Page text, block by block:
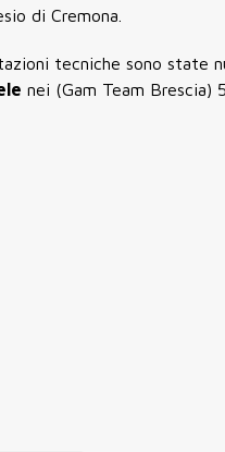
di Cremona.
tecniche sono state
nei (Gam Team Brescia)